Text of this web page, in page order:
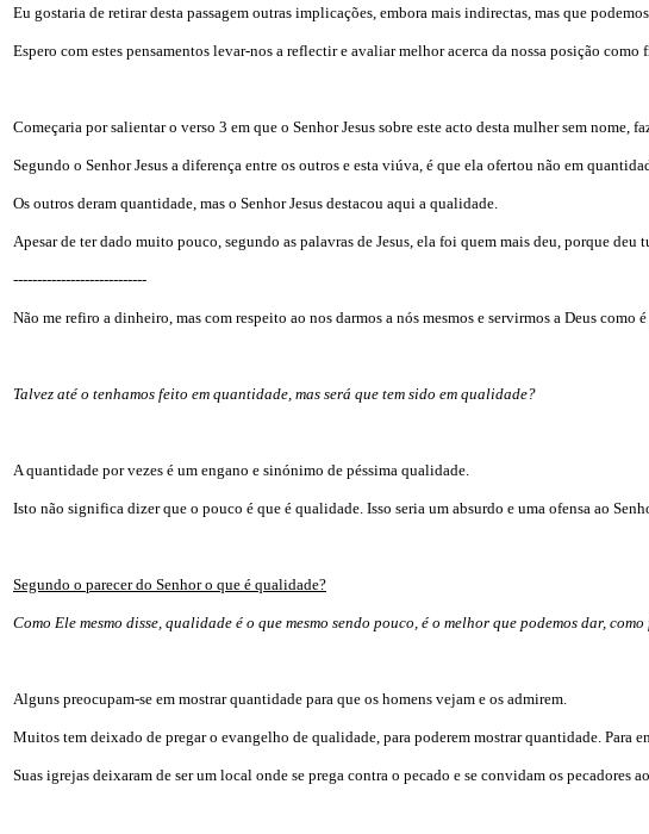
Eu gostaria de retirar desta passagem outras implicações, embora mais indirectas, mas que
Espero com estes pensamentos levar-nos a reflectir e avaliar melhor acerca da nossa posição como
Começaria por salientar o verso 3 em que o Senhor Jesus sobre este acto desta mulher sem nome,
Segundo o Senhor Jesus a diferença entre os outros e esta viúva, é que ela ofertou não em
Os outros deram quantidade, mas o Senhor Jesus destacou aqui a qualidade.
Apesar de ter dado muito pouco, segundo as palavras de Jesus, ela foi quem mais deu, porque deu
----------------------------
Não me refiro a dinheiro, mas com respeito ao nos darmos a nós mesmos e servirmos a Deus como
Talvez até o tenhamos feito em quantidade, mas será que tem sido em qualidade?
A quantidade por vezes é um engano e sinónimo de péssima qualidade.
Isto não significa dizer que o pouco é que é qualidade. Isso seria um absurdo e uma ofensa ao
Segundo o parecer do Senhor o que é qualidade?
Como Ele mesmo disse, qualidade é o que mesmo sendo pouco, é o melhor que podemos dar,
Alguns preocupam-se em mostrar quantidade para que os homens vejam e os admirem.
Muitos tem deixado de pregar o evangelho de qualidade, para poderem mostrar quantidade. Para
Suas igrejas deixaram de ser um local onde se prega contra o pecado e se convidam os pecadores